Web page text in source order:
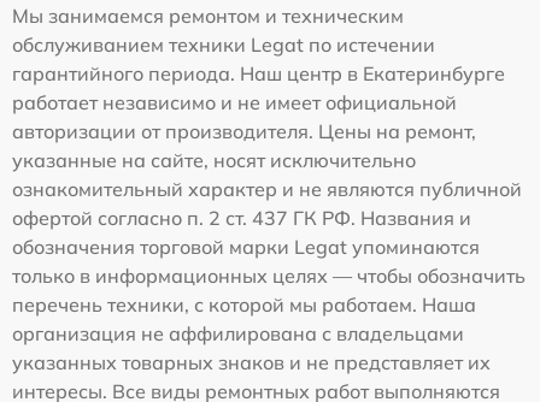
Мы занимаемся ремонтом и техническим
обслуживанием техники Legat по истечении
гарантийного периода. Наш центр в Екатеринбурге
работает независимо и не имеет официальной
авторизации от производителя. Цены на ремонт,
указанные на сайте, носят исключительно
ознакомительный характер и не являются публичной
офертой согласно п. 2 ст. 437 ГК РФ. Названия и
обозначения торговой марки Legat упоминаются
только в информационных целях — чтобы обозначить
перечень техники, с которой мы работаем. Наша
организация не аффилирована с владельцами
указанных товарных знаков и не представляет их
интересы. Все виды ремонтных работ выполняются